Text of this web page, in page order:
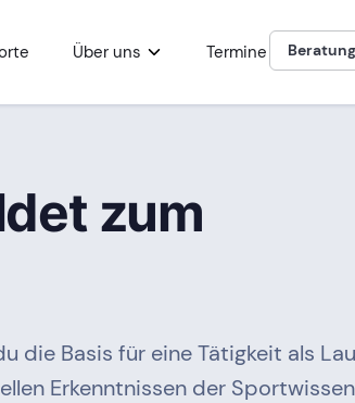
Über uns Termine
zum
die Basis für eine Tätigkeit als
Erkenntnissen der